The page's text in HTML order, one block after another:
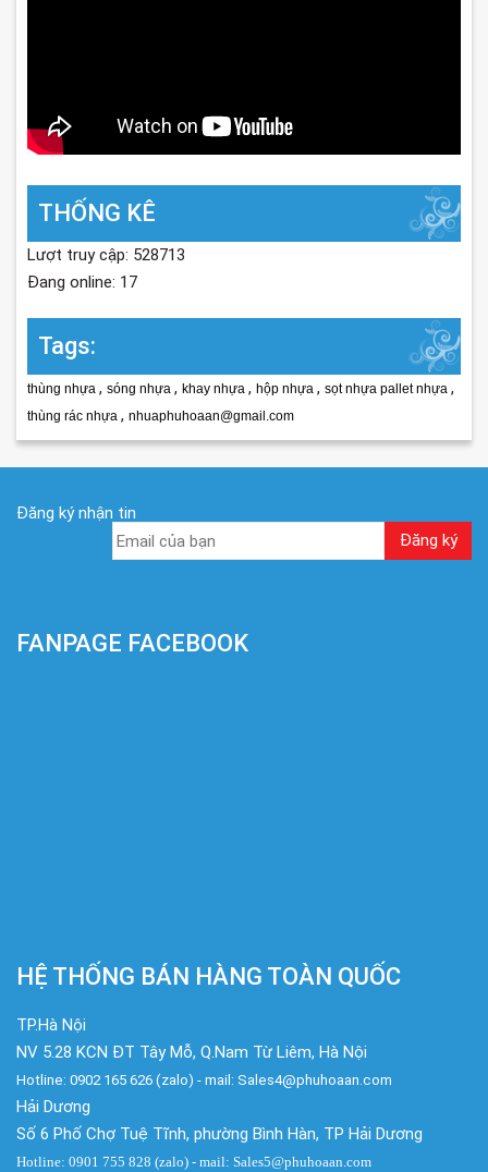
THỐNG KÊ
Lượt truy cập: 528713
Đang online: 17
Tags:
thùng nhựa , sóng nhựa , khay nhựa , hộp nhựa , sọt nhựa pallet nhựa ,
thùng rác nhựa , nhuaphuhoaan@gmail.com
Đăng ký nhận tin
FANPAGE FACEBOOK
HỆ THỐNG BÁN HÀNG TOÀN QUỐC
TP.Hà Nội
NV 5.28 KCN ĐT Tây Mỗ, Q.Nam Từ Liêm, Hà Nội
Hotline: 0902 165 626 (zalo) - mail: Sales4@phuhoaan.com
Hải Dương
Số 6 Phố Chợ Tuệ Tĩnh, phường Bình Hàn, TP Hải Dương
Hotline: 0901 755 828 (zalo) - mail: Sales5@phuhoaan.com